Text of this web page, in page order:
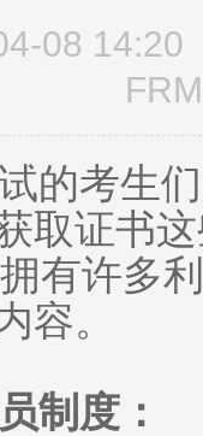
08 14:20
FRM
的考生
取证书
有许多
容。
制度：